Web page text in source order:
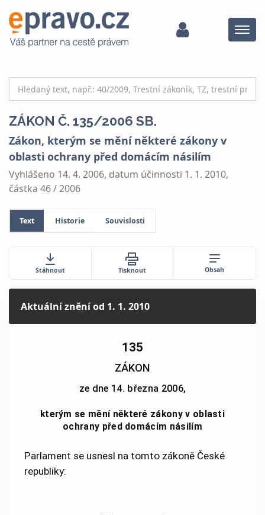
Menu
ZÁKON Č. 135/2006 SB.
Zákon, kterým se mění některé zákony v
oblasti ochrany před domácím násilím
Vyhlášeno 14. 4. 2006, datum účinnosti 1. 1. 2010,
částka 46 / 2006
Text Historie Souvislosti
Stáhnout Tisknout Obsah
Aktuální zněníod 1. 1. 2010
135
ZÁKON
ze dne 14. března 2006,
kterým se mění některé zákony v oblasti
ochrany před domácím násilím
Parlament se usnesl na tomto zákoně České
republiky: